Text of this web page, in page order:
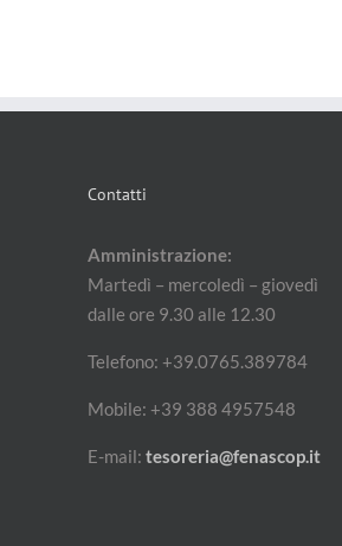
Contatti
Amministrazione:
Martedì – mercoledì – giovedì
dalle ore 9.30 alle 12.30
Telefono: +39.0765.389784
Mobile: +39 388 4957548
E-mail: tesoreria@fenascop.it